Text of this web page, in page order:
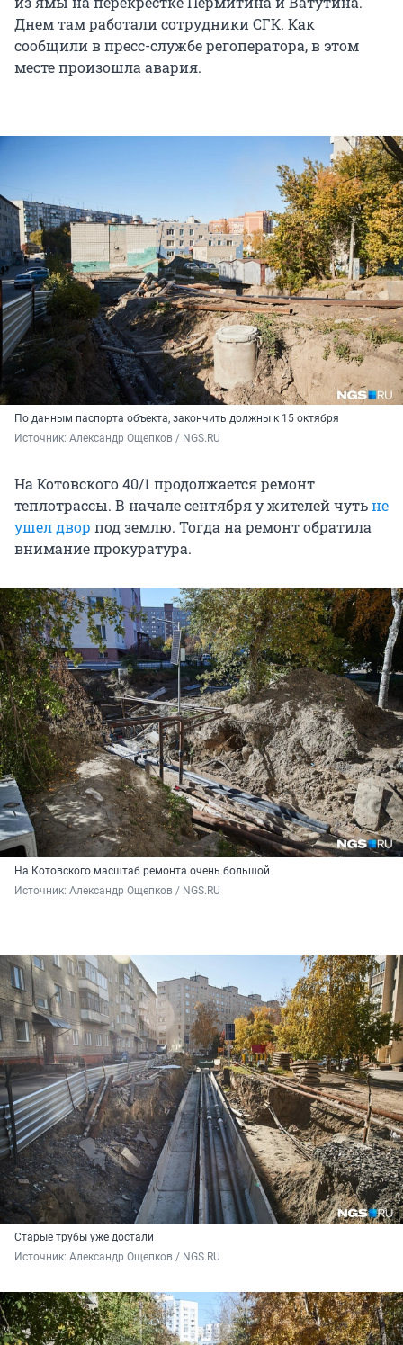
Днем там работали сотрудники СГК. Как
сообщили в пресс-службе регоператора, в этом
месте произошла авария.
По данным паспорта объекта, закончить должны к 15 октября
Источник: Александр Ощепков / NGS.RU
На Котовского 40/1 продолжается ремонт
теплотрассы. В начале сентября у жителей чутьне
ушел двор под землю. Тогда на ремонт обратила
внимание прокуратура.
На Котовского масштаб ремонта очень большой
Источник: Александр Ощепков / NGS.RU
Старые трубы уже достали
Источник: Александр Ощепков / NGS.RU